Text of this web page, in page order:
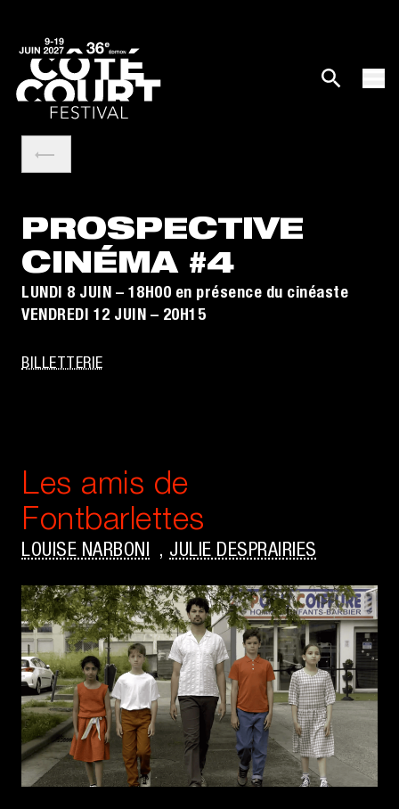
PROSPECTIVE
CINÉMA #4
LUNDI 8 JUIN – 18H00 en présence du cinéaste
VENDREDI 12 JUIN – 20H15
BILLETTERIE
Les amis de
Fontbarlettes
LOUISE NARBONI , JULIE DESPRAIRIES